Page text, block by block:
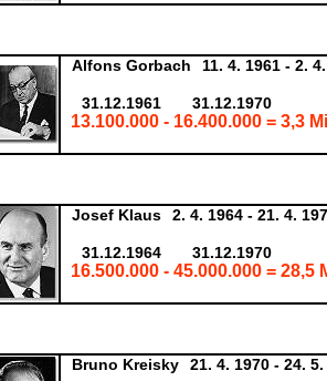
Alfons Gorbach 11. 4. 1961 - 2.
31.12.1961 31.12.1970
13.100.000 - 16.400.000 = 3,3
Josef Klaus 2. 4. 1964 - 21. 4.
31.12.1964 31.12.1970
16.500.000 - 45.000.000 = 28,5
Bruno Kreisky 21. 4. 1970 - 24.